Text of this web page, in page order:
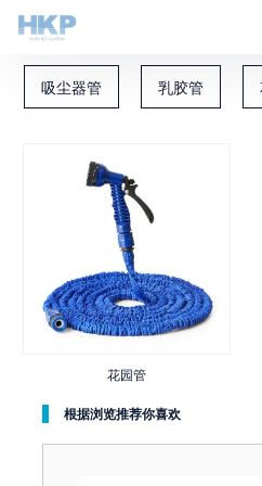
吸尘器管 乳胶管
花园管
根据浏览推荐你喜欢